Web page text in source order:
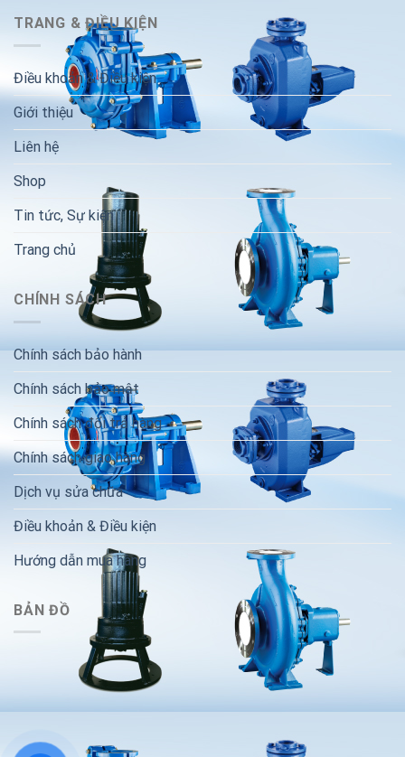
TRANG & ĐIỀU KIỆN
Điều khoản & Điều kiện
Giới thiệu
Liên hệ
Shop
Tin tức, Sự kiện
Trang chủ
CHÍNH SÁCH
Chính sách bảo hành
Chính sách bảo mật
Chính sách đổi trả hàng
Chính sách giao hàng
Dịch vụ sửa chữa
Điều khoản & Điều kiện
Hướng dẫn mua hàng
BẢN ĐỒ